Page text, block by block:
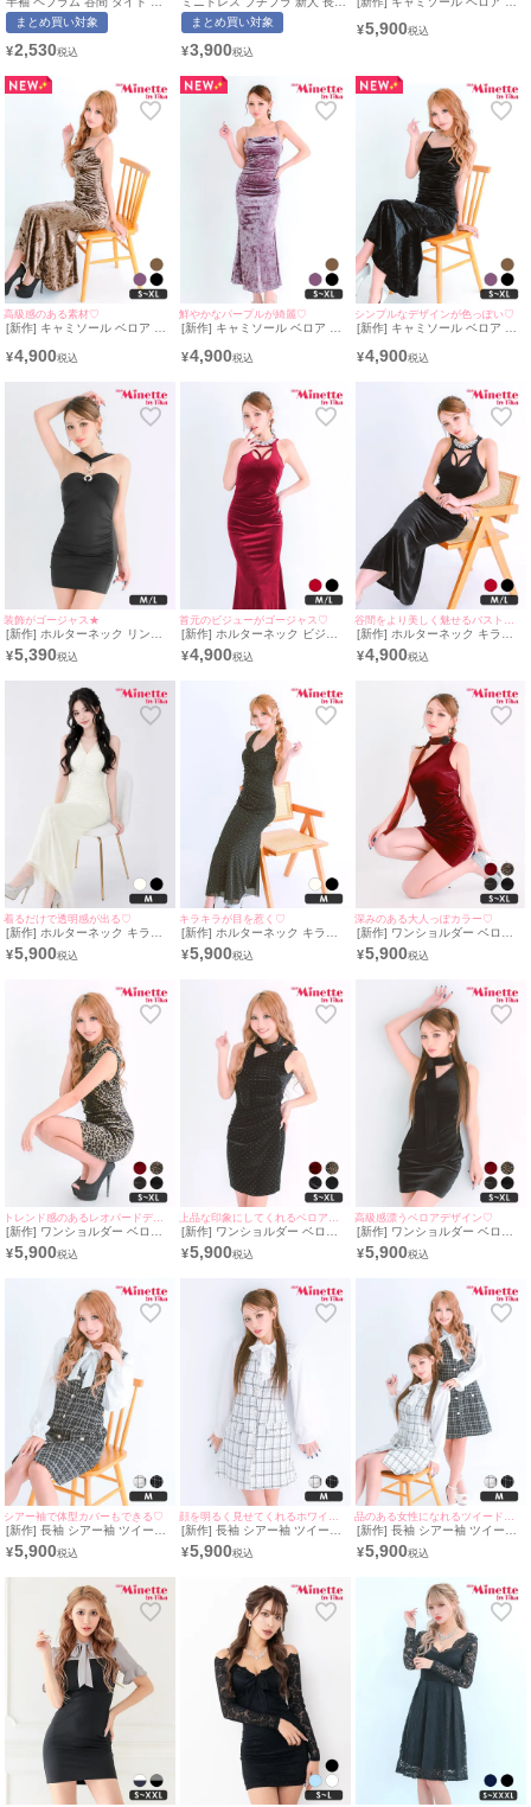
ニドレス (今井アンジェリカ着
用/M~XXLサイズ対応) |
まとめ買い対象
¥2,530
ラウンジ チェック柄 低身長 谷
間 フリル ウエスト切り替え 黒
サイズ対応) | myMinette/マイ
まとめ買い対象
¥3,900
メイド ドレス (みのり着
用/S~XLサイズ対応) |
¥5,900
高級感のある素材♡
[新作] キャミソール ベロア シ
ングドレス (ねおん着用/S~XL
サイズ対応) | myMinette/マイ
¥4,900
鮮やかなパープルが綺麗♡
[新作] キャミソール ベロア シ
(みのり着用/S~XLサイズ対応) |
myMinette/マイミネット
¥4,900
シンプルなデザインが色っぽい♡
[新作] キャミソール ベロア シ
(ねおん着用/S~XLサイズ対応) |
myMinette/マイミネット
¥4,900
装飾がゴージャス★
[新作] ホルターネック リング
パーツ ミニドレス (M~Lサイズ
対応/みのり着用) | myMinette/
¥5,390
首元のビジューがゴージャス♡
[新作] ホルターネック ビジュ
ー バストコード タイトドレス
(みのり着用/M~Lサイズ対応) |
¥4,900
[新作] ホルターネック キラキ
ラ バストコード タイトドレス
(みのり着用/M~Lサイズ対応) |
¥4,900
着るだけで透明感が出る♡
[新作] ホルターネック キラキ
ラ 背中魅せ 白 ロングドレス
(Mサイズ対応) | myMinette/マ
¥5,900
キラキラが目を惹く♡
[新作] ホルターネック キラキ
ラ 背中魅せ ロングドレス (ね
おん着用/Mサイズ対応) |
¥5,900
深みのある大人っぽカラー♡
[新作] ワンショルダー ベロア
ワインレッド スカーフ タイト
ドレス (みのり着用/S~XLサイ
¥5,900
[新作] ワンショルダー ベロア
レオパード スカーフ タイトド
レス (ねおん着用/S~XLサイズ
¥5,900
[新作] ワンショルダー ベロア
ドット 黒 タイトドレス (ねお
ん着用/S~XLサイズ対応) |
¥5,900
高級感漂うベロアデザイン♡
[新作] ワンショルダー ベロア
黒 タイトドレス (みのり着
用/S~XLサイズ対応) |
¥5,900
シアー袖で体型カバーもできる♡
[新作] 長袖 シアー袖 ツイード
リボン ガーリー ブラック フレ
アドレス (ねおん着用/Mサイズ
¥5,900
[新作] 長袖 シアー袖 ツイード
リボン ホワイト フレアドレス
(みのり着用/Mサイズ対応) |
¥5,900
[新作] 長袖 シアー袖 ツイード
リボン 膝丈 フレアドレス (み
のり・ねおん着用/Mサイズ対
¥5,900